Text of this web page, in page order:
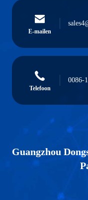
E-mailen
Telefoon
0086-
Guangzhou